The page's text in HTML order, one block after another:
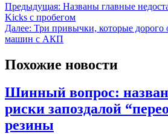
Предыдущая: Названы главные
Kicks с пробегом
Далее: Три привычки, которые дорого
машин с АКП
Похожие новости
Шинный вопрос:
риски запоздалой
резины